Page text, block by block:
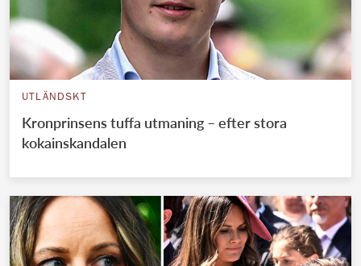
UTLÄNDSKT
Kronprinsens tuffa utmaning – efter stora
kokainskandalen